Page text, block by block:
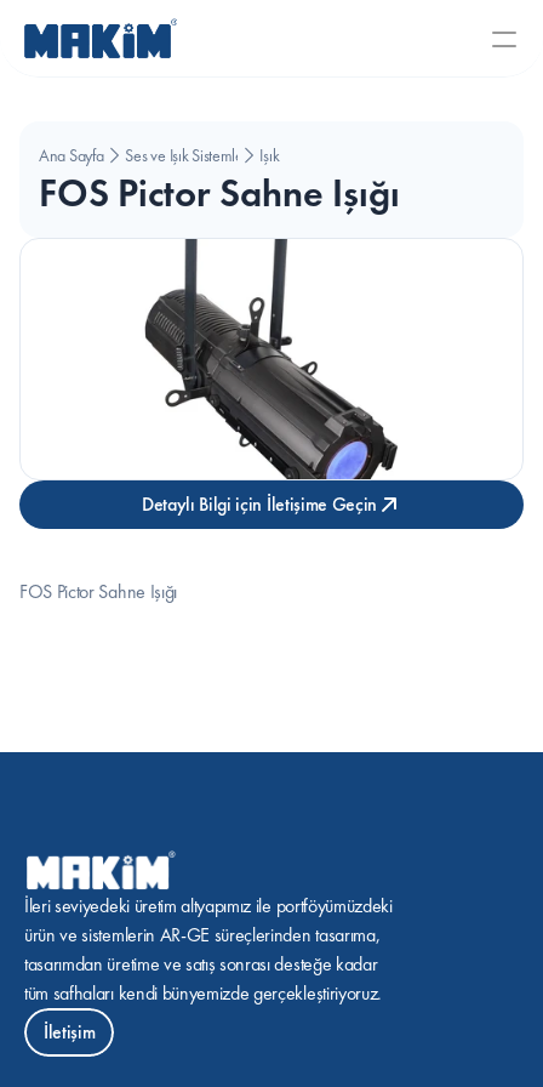
Ana Sayfa Ses ve Işık Sistemleri Işık
FOS Pictor Sahne Işığı
Detaylı Bilgi için İletişime Geçin
FOS Pictor Sahne Işığı
İleri seviyedeki üretim altyapımız ile portföyümüzdeki
ürün ve sistemlerin AR-GE süreçlerinden tasarıma,
tasarımdan üretime ve satış sonrası desteğe kadar
tüm safhaları kendi bünyemizde gerçekleştiriyoruz.
İletişim